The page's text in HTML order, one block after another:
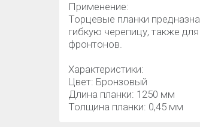
Применение:
Торцевые планки
гибкую черепицу, также
фронтонов.
Характеристики:
Цвет: Бронзовый
Длина планки: 1250 мм
Толщина планки: 0,45 мм